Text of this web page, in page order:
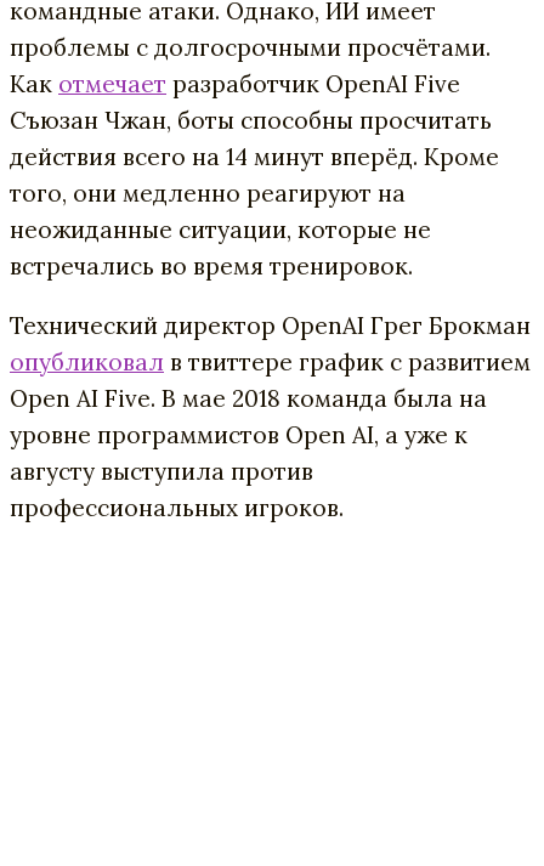
командные атаки. Однако, ИИ имеет
проблемы с долгосрочными просчётами.
Как отмечает разработчик OpenAI Five
Съюзан Чжан, боты способны просчитать
действия всего на 14 минут вперёд. Кроме
того, они медленно реагируют на
неожиданные ситуации, которые не
встречались во время тренировок.
Технический директор OpenAI Грег Брокман
опубликовал в твиттере график с развитием
Open AI Five. В мае 2018 команда была на
уровне программистов Open AI, а уже к
августу выступила против
профессиональных игроков.